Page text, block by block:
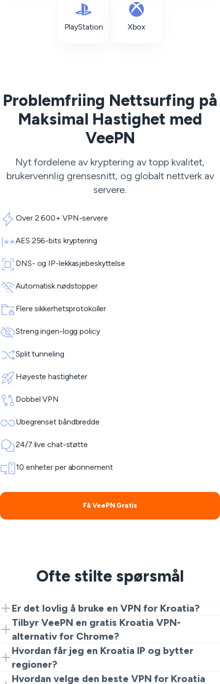
PlayStation Xbox
Problemfriing Nettsurfing på
Maksimal Hastighet med
VeePN
Nyt fordelene av kryptering av topp kvalitet,
brukervennlig grensesnitt, og globalt nettverk av
servere.
Over 2 600+ VPN-servere
AES 256-bits kryptering
DNS- og IP-lekkasjebeskyttelse
Automatisk nødstopper
Flere sikkerhetsprotokoller
Streng ingen-logg policy
Split tunneling
Høyeste hastigheter
Dobbel VPN
Ubegrenset båndbredde
24/7 live chat-støtte
10 enheter per abonnement
Få VeePN Gratis
Ofte stilte spørsmål
Er det lovlig å bruke en VPN for Kroatia?
Ja. Er VPN lovlig i Kroatia? Ja, VPN-er er lovlige for
personvern og sikkerhet. Ulovlige aktiviteter forblir
forbudt uansett verktøyene du bruker.
Tilbyr VeePN en gratis Kroatia VPN-
alternativ for Chrome?
Ja. Du kan starte med utvidelsen for en rask og gratis
Kroatia VPN-opplevelse før du installerer fullstendige
apper.
Hvordan får jeg en Kroatia IP og bytter
regioner?
Åpne VeePN-utvidelsen i Chrome eller appen, velg
Hvordan velge den beste VPN for Kroatia